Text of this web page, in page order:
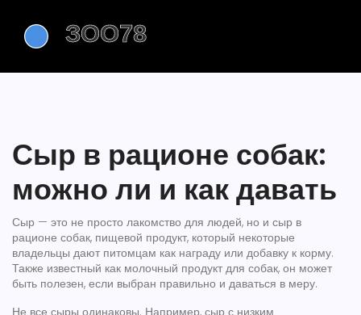
Сыр в рационе собак:
можно ли и как давать
Сыр — это не просто лакомство для людей, но и сыр в
рационе собак, пищевой продукт, который некоторые
владельцы дают питомцам как награду или добавку к корму.
Также известный как молочный продукт для собак, он может
быть полезен, если выбран правильно и даваться в меру.
Не все сыры одинаковы. Например, сыр с низким